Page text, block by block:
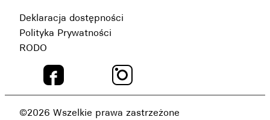
Deklaracja dostępności
Polityka Prywatności
RODO
©2026 Wszelkie prawa zastrzeżone